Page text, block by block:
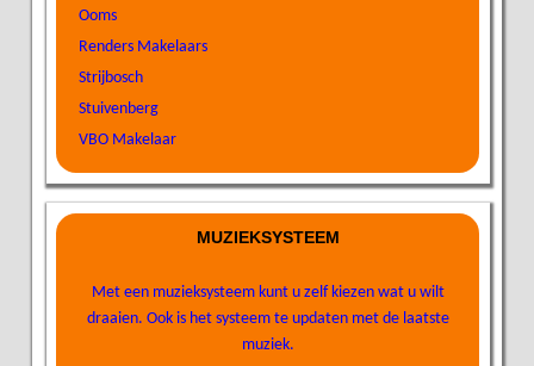
Ooms
Renders Makelaars
Strijbosch
Stuivenberg
VBO Makelaar
MUZIEKSYSTEEM
Met een muzieksysteem kunt u zelf kiezen wat u wilt
draaien. Ook is het systeem te updaten met de laatste
muziek.